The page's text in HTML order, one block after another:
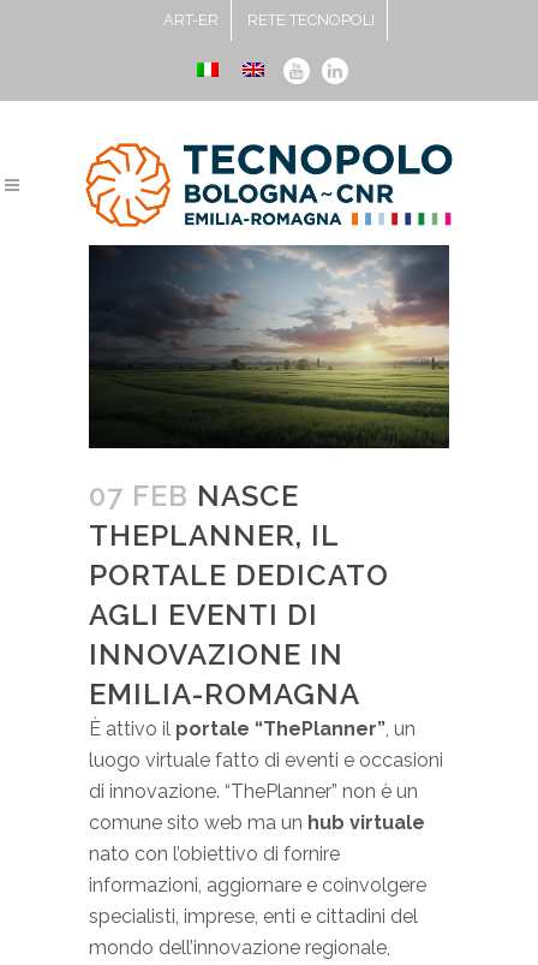
ART-ER RETE TECNOPOLI
07 FEB NASCE
THEPLANNER, IL
PORTALE DEDICATO
AGLI EVENTI DI
INNOVAZIONE IN
EMILIA-ROMAGNA
È attivo il portale “ThePlanner” , un
luogo virtuale fatto di eventi e occasioni
di innovazione. “ThePlanner” non è un
comune sito web ma un hub virtuale
nato con l’obiettivo di fornire
informazioni, aggiornare e coinvolgere
specialisti, imprese, enti e cittadini del
mondo dell’innovazione regionale,